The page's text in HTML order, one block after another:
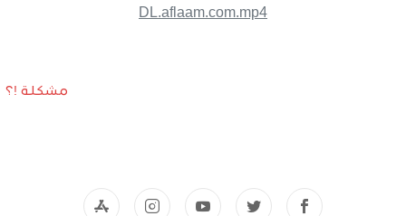
DL.aflaam.com.mp4
مشكلة !؟